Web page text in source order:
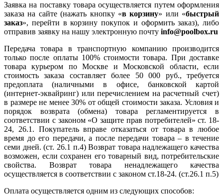
Заявка на поставку товара осуществляется путем оформления
заказа на сайте (нажать кнопку «в корзину» или «быстрый
заказ», перейти в корзину покупок и оформить заказ), либо
отправив заявку на нашу электронную почту info@poolbox.ru
Передача товара в транспортную компанию производится
только после оплаты 100% стоимости товара. При доставке
товара курьером по Москве и Московской области, если
стоимость заказа составляет более 50 000 руб., требуется
предоплата (наличными в офисе, банковской картой
(интернет-эквайринг) или перечислением на расчетный счет)
в размере не менее 30% от общей стоимости заказа. Условия и
порядок возврата (обмена) товара регламентируется в
соответствии с законом «О защите прав потребителей» ст. 18-
24, 26.1. Покупатель вправе отказаться от товара в любое
время до его передачи, а после передачи товара – в течение
семи дней. (ст. 26.1 п.4) Возврат товара надлежащего качества
возможен, если сохранен его товарный вид, потребительские
свойства. Возврат товара ненадлежащего качества
осуществляется в соответствии с законом ст.18-24. (ст.26.1 п.5)
Оплата осуществляется одним из следующих способов: